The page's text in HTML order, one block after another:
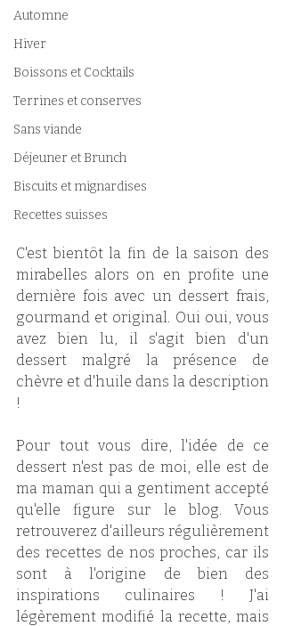
Automne
Hiver
Boissons et Cocktails
Terrines et conserves
Sans viande
Déjeuner et Brunch
Biscuits et mignardises
Recettes suisses
C'est bientôt la fin de la saison des
mirabelles alors on en profite une
dernière fois avec un dessert frais,
gourmand et original. Oui oui, vous
avez bien lu, il s'agit bien d'un
dessert malgré la présence de
chèvre et d'huile dans la description
!
Pour tout vous dire, l'idée de ce
dessert n'est pas de moi, elle est de
ma maman qui a gentiment accepté
qu'elle figure sur le blog. Vous
retrouverez d'ailleurs régulièrement
des recettes de nos proches, car ils
sont à l'origine de bien des
inspirations culinaires ! J'ai
légèrement modifié la recette, mais